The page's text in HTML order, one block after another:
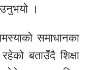
।
समाधानका
बताउँदै शिक्षा